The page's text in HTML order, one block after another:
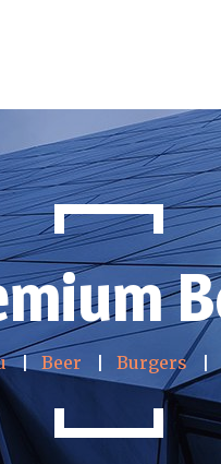
Beer Burgers